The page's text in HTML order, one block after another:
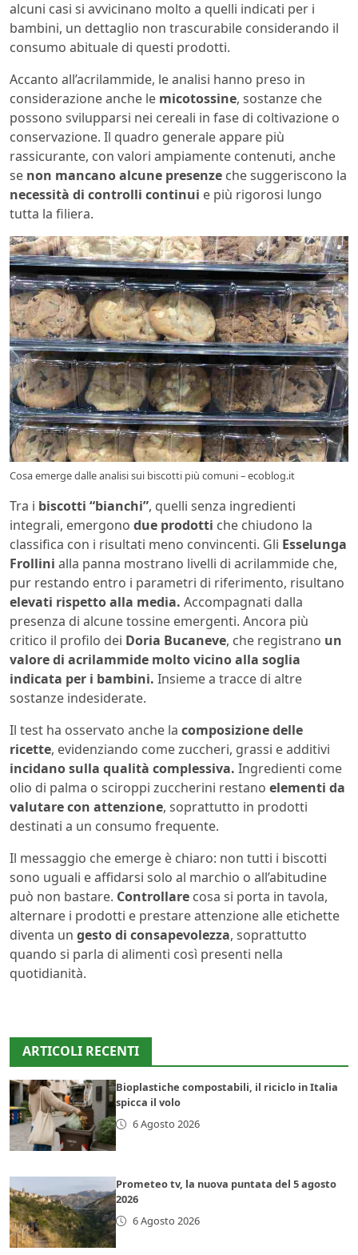
alcuni casi si avvicinano molto a quelli indicati per i
bambini, un dettaglio non trascurabile considerando il
consumo abituale di questi prodotti.
Accanto all’acrilammide, le analisi hanno preso in
considerazione anche le micotossine, sostanze che
possono svilupparsi nei cereali in fase di coltivazione o
conservazione. Il quadro generale appare più
rassicurante, con valori ampiamente contenuti, anche
se non mancano alcune presenze che suggeriscono la
necessità di controlli continui e più rigorosi lungo
tutta la filiera.
Cosa emerge dalle analisi sui biscotti più comuni – ecoblog.it
Tra i biscotti “bianchi”, quelli senza ingredienti
integrali, emergono due prodotti che chiudono la
classifica con i risultati meno convincenti. Gli Esselunga
Frollini alla panna mostrano livelli di acrilammide che,
pur restando entro i parametri di riferimento, risultano
elevati rispetto alla media. Accompagnati dalla
presenza di alcune tossine emergenti. Ancora più
critico il profilo dei Doria Bucaneve, che registrano un
valore di acrilammide molto vicino alla soglia
indicata per i bambini. Insieme a tracce di altre
sostanze indesiderate.
Il test ha osservato anche la composizione delle
ricette, evidenziando come zuccheri, grassi e additivi
incidano sulla qualità complessiva. Ingredienti come
olio di palma o sciroppi zuccherini restano elementi da
valutare con attenzione, soprattutto in prodotti
destinati a un consumo frequente.
Il messaggio che emerge è chiaro: non tutti i biscotti
sono uguali e affidarsi solo al marchio o all’abitudine
può non bastare. Controllare cosa si porta in tavola,
alternare i prodotti e prestare attenzione alle etichette
diventa un gesto di consapevolezza, soprattutto
quando si parla di alimenti così presenti nella
quotidianità.
ARTICOLI RECENTI
Bioplastiche compostabili, il riciclo in Italia
spicca il volo
6 Agosto 2026
Prometeo tv, la nuova puntata del 5 agosto
2026
6 Agosto 2026